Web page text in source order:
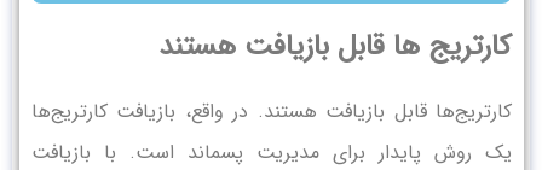
کارتریج ها قابل بازیافت هستند
کارتریج‌ها قابل بازیافت هستند. در واقع، بازیافت کارتریج‌ها
یک روش پایدار برای مدیریت پسماند است. با بازیافت